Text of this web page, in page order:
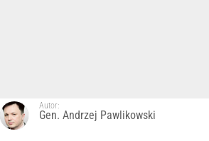
Autor:
Gen. Andrzej Pawlikowski